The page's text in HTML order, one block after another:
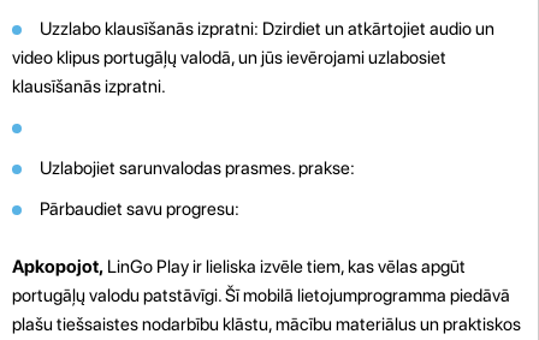
Uzzlabo klausīšanās izpratni: Dzirdiet un atkārtojiet audio un
video klipus portugāļų valodā, un jūs ievērojami uzlabosiet
klausīšanās izpratni.
Uzlabojiet sarunvalodas prasmes. prakse:
Pārbaudiet savu progresu:
Apkopojot, LinGo Play ir lieliska izvēle tiem, kas vēlas apgūt
portugāļų valodu patstāvīgi. Šī mobilā lietojumprogramma piedāvā
plašu tiešsaistes nodarbību klāstu, mācību materiālus un praktiskos